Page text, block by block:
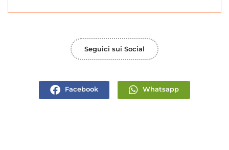
Seguici sui Social
Facebook Whatsapp